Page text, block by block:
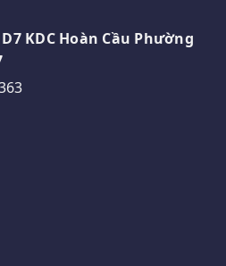
KDC Hoàn Cầu Phường